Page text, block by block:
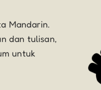
Mandarin.
dan tulisan,
untuk